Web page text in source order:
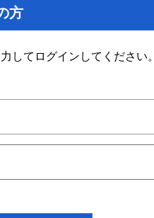
方
してログインしてください。